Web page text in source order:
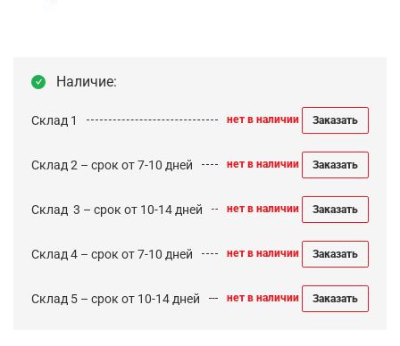
Наличие:
Склад 1 нет в наличии Заказать
Склад 2 – срок от 7-10 дней нет в наличии Заказать
Cклад 3 – срок от 10-14 дней нет в наличии Заказать
Склад 4 – срок от 7-10 дней нет в наличии Заказать
Склад 5 – срок от 10-14 дней нет в наличии Заказать